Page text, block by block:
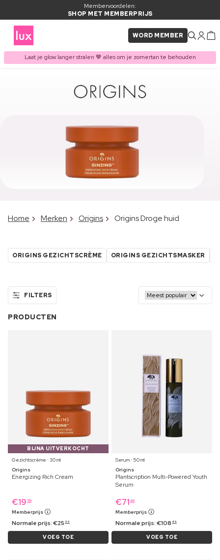
Membervoordelen:
SHOP MET MEMBERPRIJS
WORD MEMBER
Laat je glow langer stralen 🤎 alles om je zomertan te behouden
Home Merken Origins Origins Droge huid
ORIGINS GEZICHTSCRÈME ORIGINS GEZICHTSMASKER
FILTERS
PRODUCTEN
BIJNA UITVERKOCHT
Gezichtscrème ⋅ 30 ml
Origins
Energizing Rich Cream
€19 59
Memberprijs
Normale prijs:€25 99
VOEG TOE
Serum ⋅ 50 ml
Origins
Plantscription Multi-Powered Youth
Serum
€71 49
Memberprijs
Normale prijs:€108 49
VOEG TOE